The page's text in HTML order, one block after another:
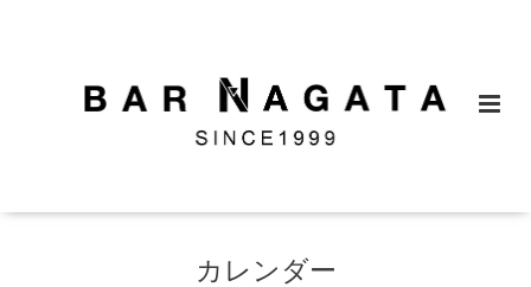
カレンダー